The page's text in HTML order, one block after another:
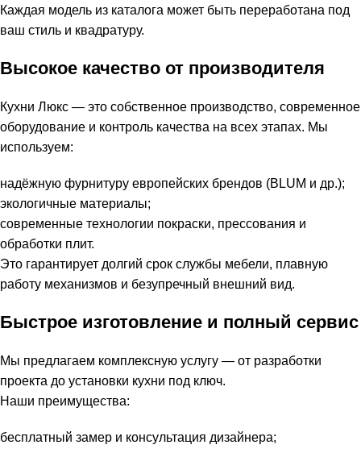
Каждая модель из каталога может быть переработана под
ваш стиль и квадратуру.
Высокое качество от производителя
Кухни Люкс — это собственное производство, современное
оборудование и контроль качества на всех этапах. Мы
используем:
надёжную фурнитуру европейских брендов (BLUM и др.);
экологичные материалы;
современные технологии покраски, прессования и
обработки плит.
Это гарантирует долгий срок службы мебели, плавную
работу механизмов и безупречный внешний вид.
Быстрое изготовление и полный сервис
Мы предлагаем комплексную услугу — от разработки
проекта до установки кухни под ключ.
Наши преимущества:
бесплатный замер и консультация дизайнера;